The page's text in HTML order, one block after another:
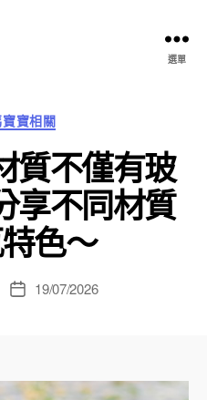
選單
分
類
寶相關
質不僅有玻
享不同材質
色～
文
期
19/07/2026